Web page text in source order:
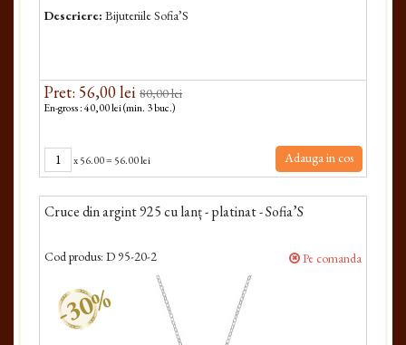
Descriere: Bijuteriile Sofia’S
Pret: 56,00 lei 80,00 lei
En-gross : 40,00 lei (min. 3 buc.)
x56.00= 56.00 lei Adauga in cos
Cruce din argint 925 cu lanț - platinat - Sofia’S
Cod produs: D 95-20-2 Pe comanda
-30%